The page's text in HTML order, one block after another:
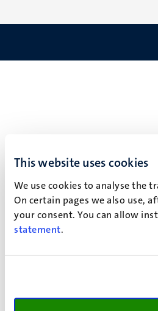
This website uses cookies
We use cookies to analyse the
On certain pages we also use,
your consent. You can allow
statement.